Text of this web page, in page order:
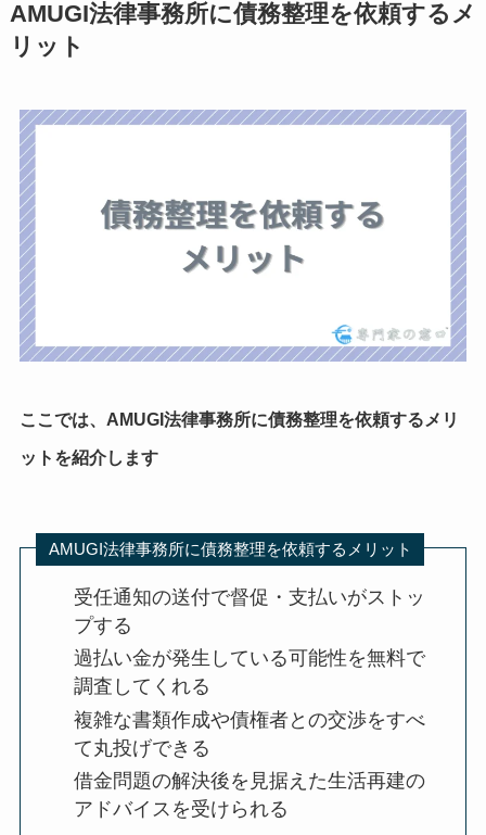
AMUGI法律事務所に債務整理を依頼するメ
リット
ここでは、AMUGI法律事務所に債務整理を依頼するメリ
ットを紹介します
AMUGI法律事務所に債務整理を依頼するメリット
受任通知の送付で督促・支払いがストッ
プする
過払い金が発生している可能性を無料で
調査してくれる
複雑な書類作成や債権者との交渉をすべ
て丸投げできる
借金問題の解決後を見据えた生活再建の
アドバイスを受けられる